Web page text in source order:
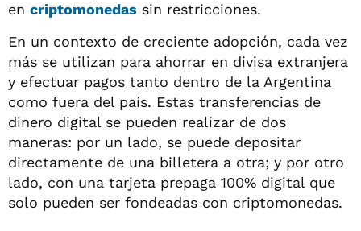
en criptomonedas sin restricciones.
En un contexto de creciente adopción, cada vez
más se utilizan para ahorrar en divisa extranjera
y efectuar pagos tanto dentro de la Argentina
como fuera del país. Estas transferencias de
dinero digital se pueden realizar de dos
maneras: por un lado, se puede depositar
directamente de una billetera a otra; y por otro
lado, con una tarjeta prepaga 100% digital que
solo pueden ser fondeadas con criptomonedas.